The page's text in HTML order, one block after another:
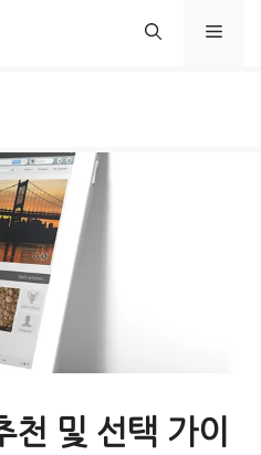
메
천 및 선택 가이